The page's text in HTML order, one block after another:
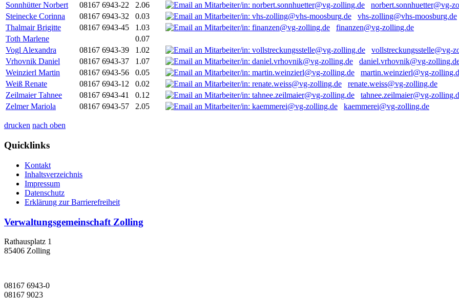
Sonnhütter Norbert
08167 6943-22 2.06
norbert.sonnhuetter@vg-
Steinecke Corinna
08167 6943-32 0.03
vhs-zolling@vhs-moosburg.de
Thalmair Brigitte
08167 6943-45 1.03
finanzen@vg-zolling.de
Toth Marlene
0.07
Vogl Alexandra
08167 6943-39 1.02
vollstreckungsstelle@vg-
Vrhovnik Daniel
08167 6943-37 1.07
daniel.vrhovnik@vg-
Weinzierl Martin
08167 6943-56 0.05
martin.weinzierl@vg-
Weiß Renate
08167 6943-12 0.02
renate.weiss@vg-zolling.de
Zeilmaier Tahnee
08167 6943-41 0.12
tahnee.zeilmaier@vg-
Zelmer Mariola
08167 6943-57 2.05 kaemmerei@vg-zolling.de
drucken nach oben
Quicklinks
Kontakt
Inhaltsverzeichnis
Impressum
Datenschutz
Erklärung zur Barrierefreiheit
Verwaltungsgemeinschaft Zolling
Rathausplatz 1
85406 Zolling
08167 6943-0
08167 9023